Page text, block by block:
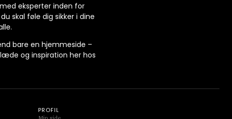
eksperter inden for
skal føle dig sikker i dine
bare en hjemmeside –
og inspiration her hos
PROFIL